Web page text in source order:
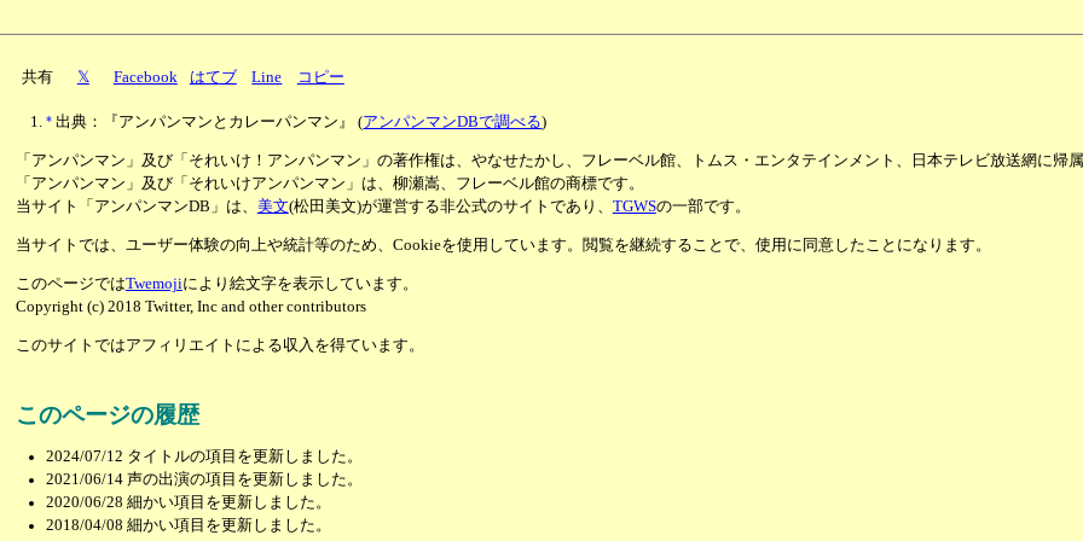
共有 𝕏 Facebook はてブ Line コピー
* 出典：『アンパンマンとカレーパンマン』(アンパンマンDBで調べる)
「アンパンマン」及び「それいけ！アンパンマン」の著作権は、やなせたかし、フレーベル館、トムス・エンタテインメント、日本テレビ放送網に帰属
「アンパンマン」及び「それいけアンパンマン」は、柳瀬嵩、フレーベル館の商標です。
当サイト「アンパンマンDB」は、 美文(松田美文)が運営する非公式のサイトであり、 TGWSの一部です。
当サイトでは、ユーザー体験の向上や統計等のため、Cookieを使用しています。閲覧を継続することで、使用に同意したことになります。
このページではTwemojiにより絵文字を表示しています。
Copyright (c) 2018 Twitter, Inc and other contributors
このサイトではアフィリエイトによる収入を得ています。
このページの履歴
2024/07/12 タイトルの項目を更新しました。
2021/06/14 声の出演の項目を更新しました。
2020/06/28 細かい項目を更新しました。
2018/04/08 細かい項目を更新しました。